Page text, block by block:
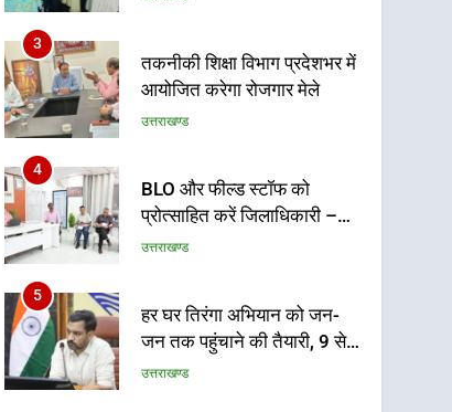
3
तकनीकी शिक्षा विभाग प्रदेशभर में
आयोजित करेगा रोजगार मेले
उत्तराखण्ड
4
BLO और फील्ड स्टॉफ को
प्रोत्साहित करें जिलाधिकारी –
सीईओ
उत्तराखण्ड
5
हर घर तिरंगा अभियान को जन-
जन तक पहुंचाने की तैयारी, 9 से
17 अगस्त तक होंगे देशभक्ति के
उत्तराखण्ड